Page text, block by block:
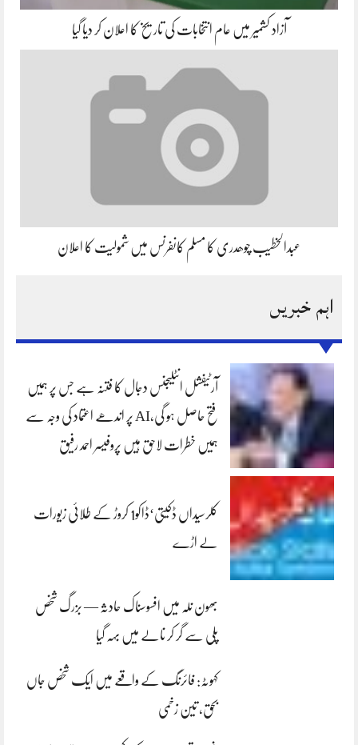
آزاد کشمیر میں عام انتخابات کی تاریخ کا اعلان کر دیا گیا
عبدالخطیب چوھدری کا مسلم کانفرنس میں شمولیت کا اعلان
اہم خبریں
آرٹیفشل انٹلیجنس دجال کا فتنہ ہے جس پر ہمیں
فتح حاصل ہو گی،AI پر اندھے اعتماد کی وجہ سے
ہمیں خطرات لاحق ہیں پروفیسر احمد رفیق
کلرسیداں ڈکیتی‘ڈاکو1 کروڑ کے طلائی زیورات
لے اڑے
بھون نلہ میں افسوسناک حادثہ — بزرگ شخص
پلی سے گر کر نالے میں بہہ گیا
کہوٹہ: فائرنگ کے واقعے میں ایک شخص جاں
بحق، تین زخمی